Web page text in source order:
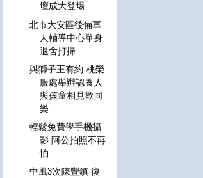
壇成大登場
北市大安區後備軍
人輔導中心單身
退舍打掃
與獅子王有約 桃榮
服處舉辦認養人
與孩童相見歡同
樂
輕鬆免費學手機攝
影 阿公拍照不再
怕
中風3次陳豐鎮 復